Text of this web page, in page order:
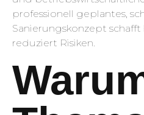
professionell geplantes,
Sanierungskonzept
reduziert Risiken.